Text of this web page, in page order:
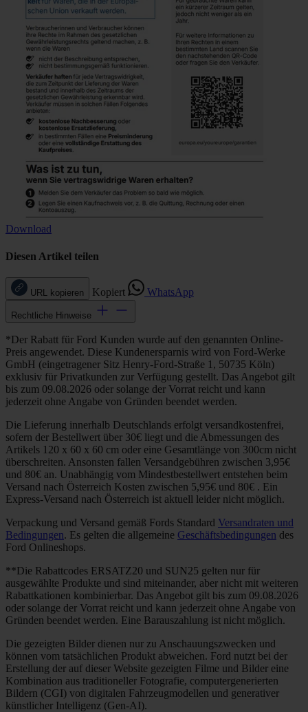
Download
Diesen Artikel teilen
URL kopieren Kopiert WhatsApp
Rechtliche Hinweise
*Der Rabatt für Ford Kunden wurde auf den genannten Online-
Preis angewendet. Diese Kundenersparnis wird von Ford-Werke
GmbH (eingetragener Sitz Henry-Ford-Straße 1, 50735 Köln)
exklusiv für Privatkunden zur Verfügung gestellt. Das Angebot gilt
bis zum 09.08.2026 oder solange der Vorrat reicht und kann
jederzeit ohne Angabe von Gründen beendet werden.
Die Lieferung innerhalb Deutschlands erfolgt versandkostenfrei,
sofern der Bestellwert über 30€ liegt und die Abmessungen des
Artikels 120 x 60 x 60 cm oder eine Gesamtlänge von 300cm nicht
überschreiten. Ansonsten fallen Versandgebühren zwischen 3,95€
und 80€ an. Unabhängig vom Mindestbestellwert entstehen beim
Versand nach Österreich Kosten zwischen 5,95€ und 80€ . Ein
Express-Versand nach Österreich ist aktuell leider nicht möglich.
Verpackung und Versand gemäß Fords Standard Versandraten und
Bedingungen. Es gelten die allgemeine Geschäftsbedingungen des
Ford Onlineshops.
**Die Rabattcodes ERSATZ20 und SUN25 gelten nur für
ausgewählte Produkte und sind miteinander, aber nicht mit weiteren
Rabattkationen kombinierbar. Das Angebot gilt bis zum 09.08.2026
oder solange der Vorrat reicht und kann jederzeit ohne Angabe von
Gründen beendet werden. Eine Barauszahlung ist nicht möglich.
Die gezeigten Bilder dienen nur zu Anschauungszwecken und
können vom tatsächlichen Produkt abweichen. Ford nutzt bei der
Erstellung der auf dieser Website gezeigten Filme und Bilder eine
Kombination aus traditioneller Fotografie, computergenerierten
Bildern (CGI) von digitalen Fahrzeugmodellen und generativer
künstlicher Intelligenz (Gen-AI).